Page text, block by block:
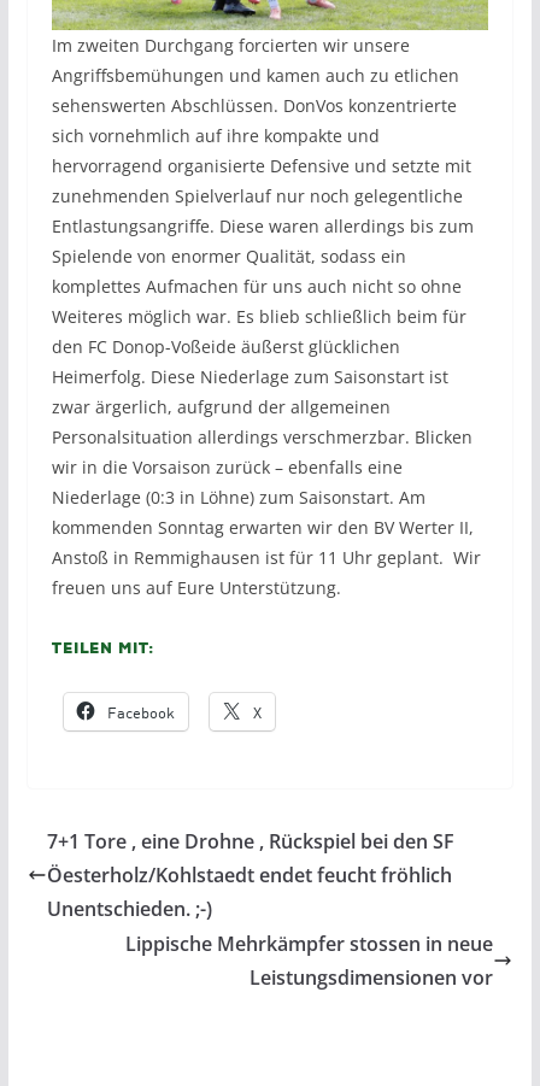
Im zweiten Durchgang forcierten wir unsere
Angriffsbemühungen und kamen auch zu etlichen
sehenswerten Abschlüssen. DonVos konzentrierte
sich vornehmlich auf ihre kompakte und
hervorragend organisierte Defensive und setzte mit
zunehmenden Spielverlauf nur noch gelegentliche
Entlastungsangriffe. Diese waren allerdings bis zum
Spielende von enormer Qualität, sodass ein
komplettes Aufmachen für uns auch nicht so ohne
Weiteres möglich war. Es blieb schließlich beim für
den FC Donop-Voßeide äußerst glücklichen
Heimerfolg. Diese Niederlage zum Saisonstart ist
zwar ärgerlich, aufgrund der allgemeinen
Personalsituation allerdings verschmerzbar. Blicken
wir in die Vorsaison zurück – ebenfalls eine
Niederlage (0:3 in Löhne) zum Saisonstart. Am
kommenden Sonntag erwarten wir den BV Werter II,
Anstoß in Remmighausen ist für 11 Uhr geplant. Wir
freuen uns auf Eure Unterstützung.
Teilen mit:
Facebook X
7+1 Tore , eine Drohne , Rückspiel bei den SF
Öesterholz/Kohlstaedt endet feucht fröhlich
Unentschieden. ;-)
Lippische Mehrkämpfer stossen in neue
Leistungsdimensionen vor